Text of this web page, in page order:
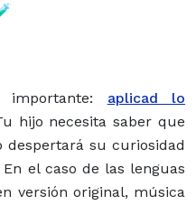
aplicad lo
hijo necesita saber que
despertará su curiosidad
el caso de las lenguas
versión original, música